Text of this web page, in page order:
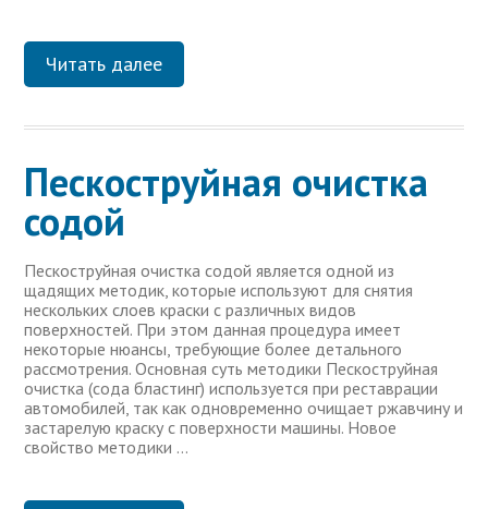
Читать далее
Пескоструйная очистка
содой
Пескоструйная очистка содой является одной из
щадящих методик, которые используют для снятия
нескольких слоев краски с различных видов
поверхностей. При этом данная процедура имеет
некоторые нюансы, требующие более детального
рассмотрения. Основная суть методики Пескоструйная
очистка (сода бластинг) используется при реставрации
автомобилей, так как одновременно очищает ржавчину и
застарелую краску с поверхности машины. Новое
свойство методики …